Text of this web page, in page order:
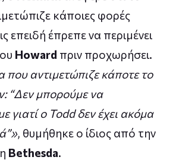
κάποιες φορές
επειδή έπρεπε να περιμένει
Howard πριν προχωρήσει.
αντιμετώπιζε κάποτε το
“Δεν μπορούμε να
γιατί ο Todd δεν έχει ακόμα
, θυμήθηκε ο ίδιος από την
Bethesda.